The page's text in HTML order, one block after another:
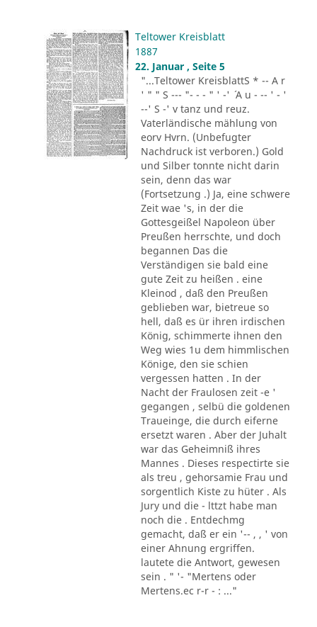
Teltower Kreisblatt
1887
22. Januar , Seite 5
"...Teltower KreisblattS * -- A r
' " " S --- "- - - " ' -' ´ A u - -- ' - '
--' S -' v tanz und reuz.
Vaterländische mählung von
eorv Hvrn. (Unbefugter
Nachdruck ist verboren.) Gold
und Silber tonnte nicht darin
sein, denn das war
(Fortsetzung .) Ja, eine schwere
Zeit wae 's, in der die
Gottesgeißel Napoleon über
Preußen herrschte, und doch
begannen Das die
Verständigen sie bald eine
gute Zeit zu heißen . eine
Kleinod , daß den Preußen
geblieben war, bietreue so
hell, daß es ür ihren irdischen
König, schimmerte ihnen den
Weg wies 1u dem himmlischen
Könige, den sie schien
vergessen hatten . In der
Nacht der Fraulosen zeit -e '
gegangen , selbü die goldenen
Traueinge, die durch eiferne
ersetzt waren . Aber der Juhalt
war das Geheimniß ihres
Mannes . Dieses respectirte sie
als treu , gehorsamie Frau und
sorgentlich Kiste zu hüter . Als
Jury und die - lttzt habe man
noch die . Entdechmg
gemacht, daß er ein '-- , , ' von
einer Ahnung ergriffen.
lautete die Antwort, gewesen
sein . " '- "Mertens oder
Mertens.ec r-r - : ..."